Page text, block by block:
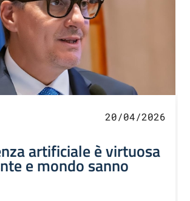
20/04/2026
artificiale è virtuosa
e mondo sanno